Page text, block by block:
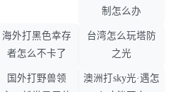
制怎么办
海外打黑色幸存
者怎么不卡了
台湾怎么玩塔防
之光
国外打野兽领
澳洲打sky光·遇怎